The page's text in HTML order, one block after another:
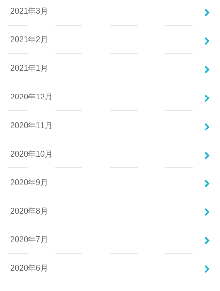
2021年3月
2021年2月
2021年1月
2020年12月
2020年11月
2020年10月
2020年9月
2020年8月
2020年7月
2020年6月